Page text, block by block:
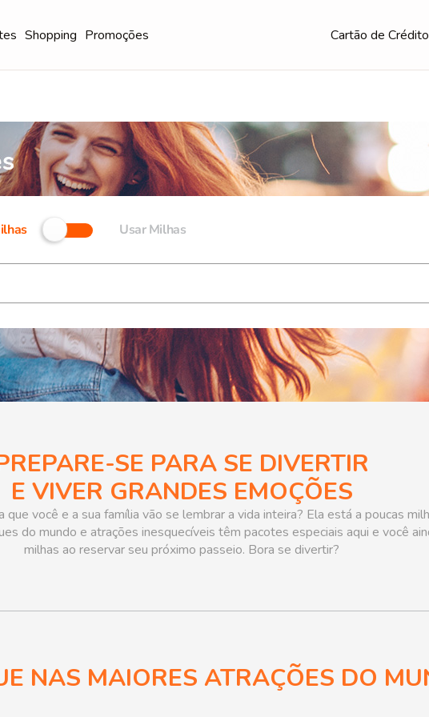
Shopping Promoções Cartão de
Usar Milhas
SE PARA SE DIVERTIR
E VIVER GRANDES EMOÇÕES
que você e a sua família vão se lembrar a vida inteira? Ela está a poucas
do mundo e atrações inesquecíveis têm pacotes especiais aqui e você
milhas ao reservar seu próximo passeio. Bora se divertir?
NAS MAIORES ATRAÇÕES DO